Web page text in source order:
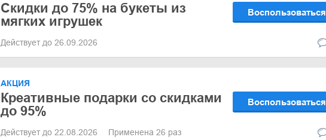
Скидки до 75% на букеты из
мягких игрушек
Воспользоваться
Действует до 26.09.2026
АКЦИЯ
Креативные подарки со скидками
до 95%
Воспользоваться
Действует до 22.08.2026 Применена 26 раз